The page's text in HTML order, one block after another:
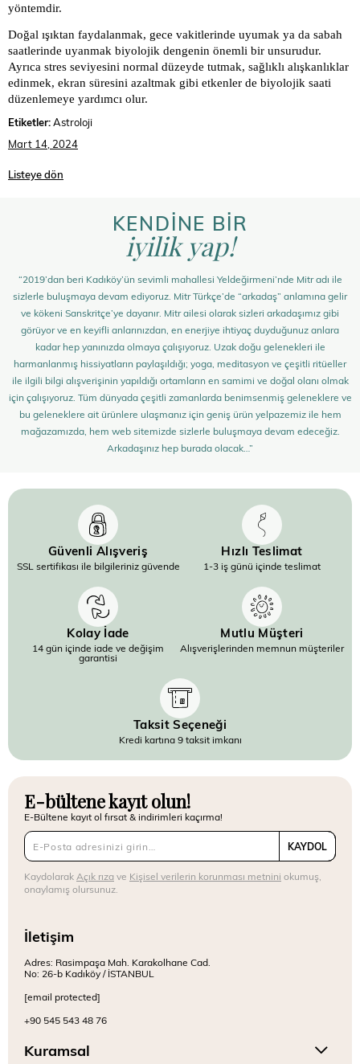
yöntemdir.
Doğal ışıktan faydalanmak, gece vakitlerinde uyumak ya da sabah
saatlerinde uyanmak biyolojik dengenin önemli bir unsurudur.
Ayrıca stres seviyesini normal düzeyde tutmak, sağlıklı alışkanlıklar
edinmek, ekran süresini azaltmak gibi etkenler de biyolojik saati
düzenlemeye yardımcı olur.
Etiketler:Astroloji
Mart 14, 2024
Listeye dön
KENDİNE BİR
iyilik yap!
“2019’dan beri Kadıköy’ün sevimli mahallesi Yeldeğirmeni’nde Mitr adı ile
sizlerle buluşmaya devam ediyoruz. Mitr Türkçe’de “arkadaş” anlamına gelir
ve kökeni Sanskritçe’ye dayanır. Mitr ailesi olarak sizleri arkadaşımız gibi
görüyor ve en keyifli anlarınızdan, en enerjiye ihtiyaç duyduğunuz anlara
kadar hep yanınızda olmaya çalışıyoruz. Uzak doğu gelenekleri ile
harmanlanmış hissiyatların paylaşıldığı; yoga, meditasyon ve çeşitli ritüeller
ile ilgili bilgi alışverişinin yapıldığı ortamların en samimi ve doğal olanı olmak
için çalışıyoruz. Tüm dünyada çeşitli zamanlarda benimsenmiş geleneklere ve
bu geleneklere ait ürünlere ulaşmanız için geniş ürün yelpazemiz ile hem
mağazamızda, hem web sitemizde sizlerle buluşmaya devam edeceğiz.
Arkadaşınız hep burada olacak…”
Güvenli Alışveriş
SSL sertifikası ile bilgileriniz güvende
Hızlı Teslimat
1-3 iş günü içinde teslimat
Kolay İade
14 gün içinde iade ve değişim
garantisi
Mutlu Müşteri
Alışverişlerinden memnun müşteriler
Taksit Seçeneği
Kredi kartına 9 taksit imkanı
E-bültene kayıt olun!
E-Bültene kayıt ol fırsat & indirimleri kaçırma!
KAYDOL
Kaydolarak Açık rızave Kişisel verilerin korunması metnini okumuş,
onaylamış olursunuz.
İletişim
Adres: Rasimpaşa Mah. Karakolhane Cad.
No: 26-b Kadıköy / İSTANBUL
[email protected]
+90 545 543 48 76
Kuramsal